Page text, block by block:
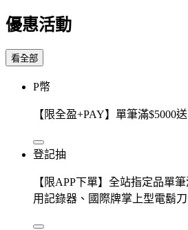
優惠活動
看全部
P幣
【限全盈+PAY】單筆滿$5000
登記抽
【限APP下單】全站指定品單
用記錄器、國際牌掌上型電鬍